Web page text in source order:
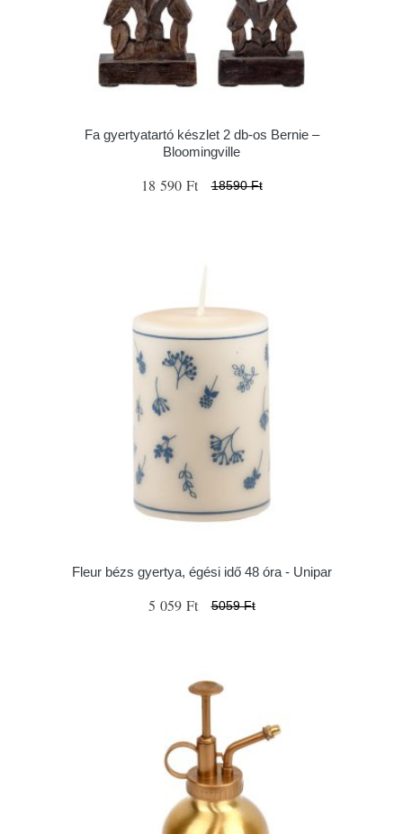
Fa gyertyatartó készlet 2 db-os Bernie –
Bloomingville
18 590 Ft 18590 Ft
Fleur bézs gyertya, égési idő 48 óra - Unipar
5 059 Ft 5059 Ft